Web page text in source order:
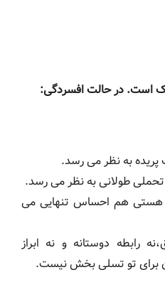
است. در حالت افسردگی:
پریده به نظر می رسد.
طولانی به نظر می رسد.
هستی هم احساس تنهایی می
رابطه دوستانه و نه ابراز
برای تو تسلی بخش نیست.